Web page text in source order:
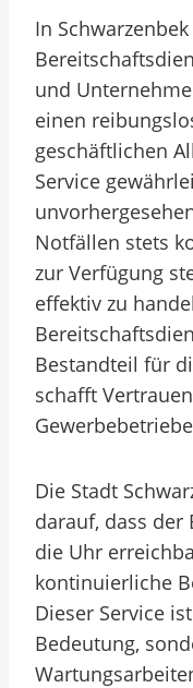
In
und
einen
geschäftlichen
Service
Notfällen stets
zur Verfügung
effektiv zu
Bestandteil für
schafft
Die Stadt
darauf, dass
die Uhr
kontinuierliche
Dieser Service
Bedeutung,